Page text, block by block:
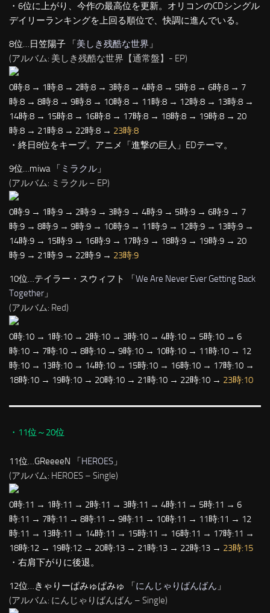
・6位に上がり、今作の最高位を更新。オリコンのCDシングル
デイリーランキングを上回る順位で、快調に進んでいる。
8位…日笠陽子 「美しき残酷な世界 」
(アルバム: 美しき残酷な世界【通常盤】- EP)
0時:8 → 1時:8 → 2時:8 → 3時:8 → 4時:8 → 5時:8 → 6時:8 → 7
時:8 → 8時:8 → 9時:8 → 10時:8 → 11時:8 → 12時:8 → 13時:8 →
14時:8 → 15時:8 → 16時:8 → 17時:8 → 18時:8 → 19時:8 → 20
時:8 → 21時:8 → 22時:8 → 23時:8
・終日8位をキープ。アニメ「進撃の巨人」EDテーマ。
9位…miwa 「 ミラクル 」
(アルバム: ミラクル – EP)
0時:9 → 1時:9 → 2時:9 → 3時:9 → 4時:9 → 5時:9 → 6時:9 → 7
時:9 → 8時:9 → 9時:9 → 10時:9 → 11時:9 → 12時:9 → 13時:9 →
14時:9 → 15時:9 → 16時:9 → 17時:9 → 18時:9 → 19時:9 → 20
時:9 → 21時:9 → 22時:9 → 23時:9
10位…テイラー・スウィフト 「We Are Never Ever Getting Back
Together 」
(アルバム: Red)
0時:10 → 1時:10 → 2時:10 → 3時:10 → 4時:10 → 5時:10 → 6
時:10 → 7時:10 → 8時:10 → 9時:10 → 10時:10 → 11時:10 → 12
時:10 → 13時:10 → 14時:10 → 15時:10 → 16時:10 → 17時:10 →
18時:10 → 19時:10 → 20時:10 → 21時:10 → 22時:10 → 23時:10
・11位～20位
11位…GReeeeN 「HEROES 」
(アルバム: HEROES – Single)
0時:11 → 1時:11 → 2時:11 → 3時:11 → 4時:11 → 5時:11 → 6
時:11 → 7時:11 → 8時:11 → 9時:11 → 10時:11 → 11時:11 → 12
時:11 → 13時:11 → 14時:11 → 15時:11 → 16時:11 → 17時:11 →
18時:12 → 19時:12 → 20時:13 → 21時:13 → 22時:13 → 23時:15
・右肩下がりに後退。
12位…きゃりーぱみゅぱみゅ 「にんじゃりばんばん 」
(アルバム: にんじゃりばんばん – Single)